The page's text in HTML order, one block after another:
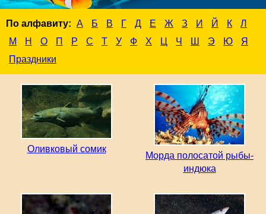
По алфавиту: А Б В Г Д Е Ж З И Й К
Л
М
Н О П Р С Т У Ф Х Ц Ч Ш Э Ю
Я
Праздники
Оливковый сомик
Морда полосатой рыбы-
индюка